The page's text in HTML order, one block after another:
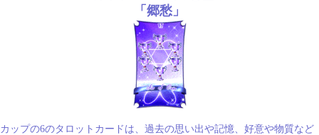
「郷愁」
カップの6のタロットカードは、過去の思い出や記憶、好意や物質など